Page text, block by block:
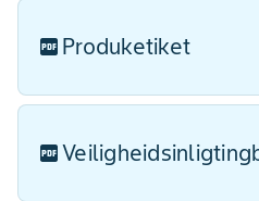
Produketiket